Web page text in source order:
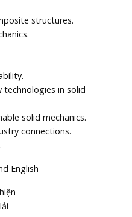
structures.
technologies in solid
solid mechanics.
connections.
English